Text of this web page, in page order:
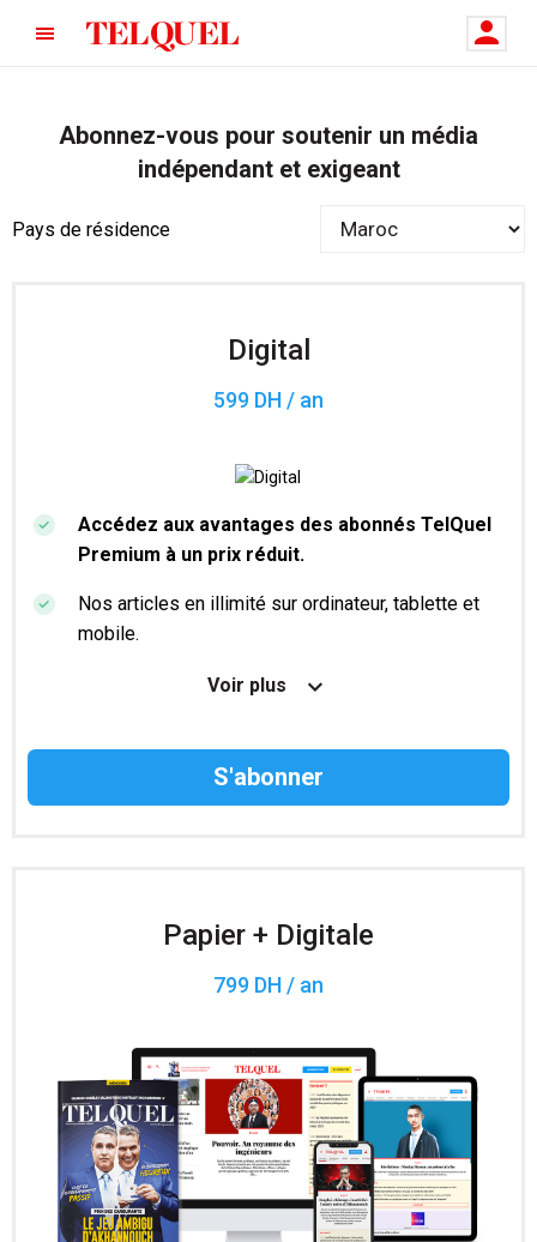
Abonnez-vous pour soutenir un média
indépendant et exigeant
Pays de résidence
Digital
599 DH / an
Accédez aux avantages des abonnés TelQuel
Premium à un prix réduit.
Nos articles en illimité sur ordinateur, tablette et
mobile.
Le magazine TelQuel en numérique avant la sortie
Des informations confidentielles résérvées aux
Voir plus
Papier + Digitale
799 DH / an